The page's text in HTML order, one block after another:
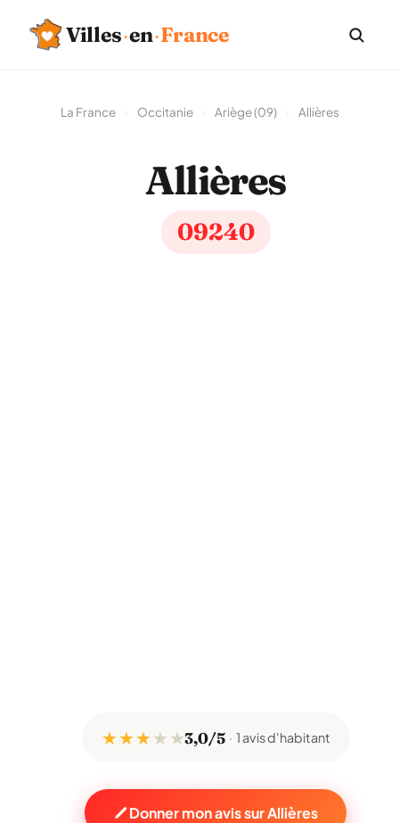
Villes·en·France
La France Occitanie Ariège (09) Allières
Allières
09240
★ ★ ★★ ★3,0/5 1 avis d'habitant
Donner mon avis sur Allières